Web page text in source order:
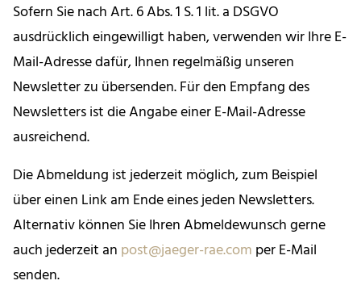
Sofern Sie nach Art. 6 Abs. 1 S. 1 lit. a DSGVO
ausdrücklich eingewilligt haben, verwenden wir Ihre E-
Mail-Adresse dafür, Ihnen regelmäßig unseren
Newsletter zu übersenden. Für den Empfang des
Newsletters ist die Angabe einer E-Mail-Adresse
ausreichend.
Die Abmeldung ist jederzeit möglich, zum Beispiel
über einen Link am Ende eines jeden Newsletters.
Alternativ können Sie Ihren Abmeldewunsch gerne
auch jederzeit an post@jaeger-rae.com per E-Mail
senden.